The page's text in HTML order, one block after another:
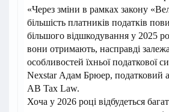
«Через зміни в рамках закону
більшість платників податків
більшого відшкодування у 2025
вони отримають, насправді
особливостей їхньої податкової
Nexstar Адам Брюер, податковий
AB Tax Law.
Хоча у 2026 році відбудеться